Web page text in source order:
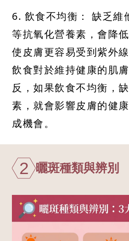
6. 飲食不均衡： 缺乏維
等抗氧化營養素，會降
使皮膚更容易受到紫外
飲食對於維持健康的肌
反，如果飲食不均衡，
素，就會影響皮膚的健
成機會。
2 曬斑種類與辨別